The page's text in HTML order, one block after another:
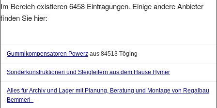
Im Bereich existieren 6458 Eintragungen. Einige andere Anbieter
finden Sie hier:
Gummikompensatoren Powerz aus 84513 Töging
Sonderkonstruktionen und Steigleitern aus dem Hause Hymer
Alles für Archiv und Lager mit Planung, Beratung und Montage von Regalbau
Bemmerl